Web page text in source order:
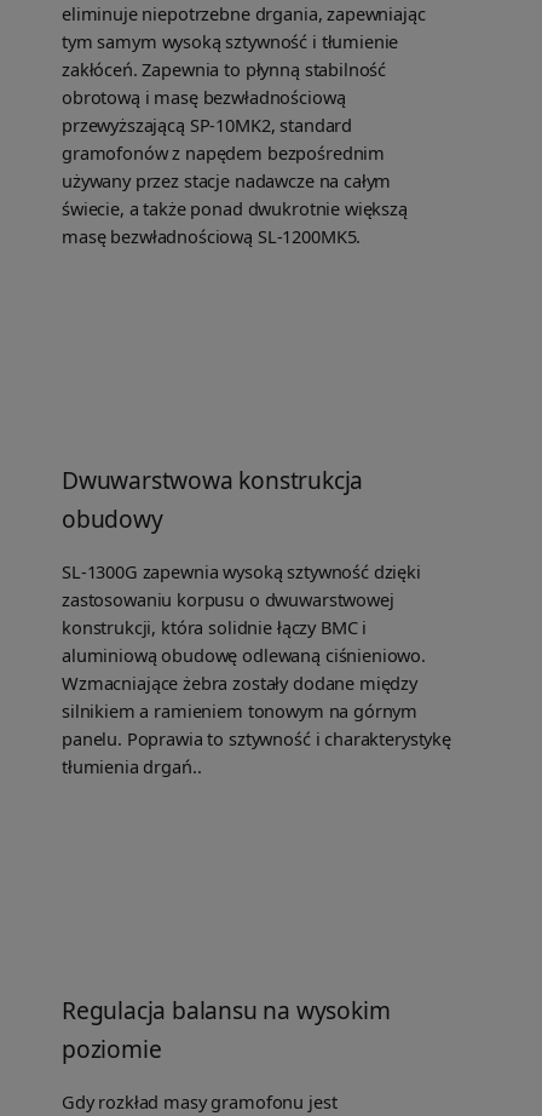
eliminuje niepotrzebne drgania, zapewniając
tym samym wysoką sztywność i tłumienie
zakłóceń. Zapewnia to płynną stabilność
obrotową i masę bezwładnościową
przewyższającą SP-10MK2, standard
gramofonów z napędem bezpośrednim
używany przez stacje nadawcze na całym
świecie, a także ponad dwukrotnie większą
masę bezwładnościową SL-1200MK5.
Dwuwarstwowa konstrukcja
obudowy
SL-1300G zapewnia wysoką sztywność dzięki
zastosowaniu korpusu o dwuwarstwowej
konstrukcji, która solidnie łączy BMC i
aluminiową obudowę odlewaną ciśnieniowo.
Wzmacniające żebra zostały dodane między
silnikiem a ramieniem tonowym na górnym
panelu. Poprawia to sztywność i charakterystykę
tłumienia drgań..
Regulacja balansu na wysokim
poziomie
Gdy rozkład masy gramofonu jest